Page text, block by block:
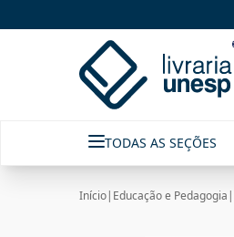
TODAS AS SEÇÕES
Início| Educação e Pedagogia |